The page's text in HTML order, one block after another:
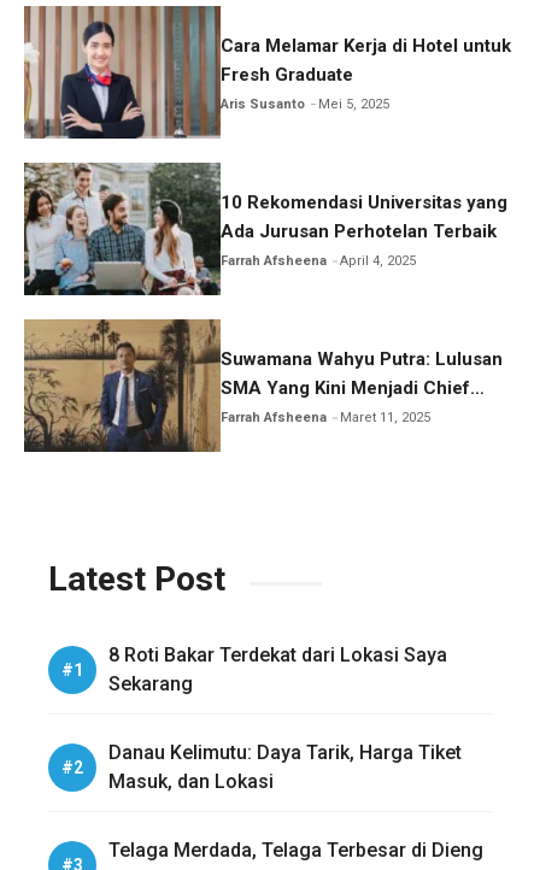
Cara Melamar Kerja di Hotel untuk
Fresh Graduate
Aris Susanto Mei 5, 2025
10 Rekomendasi Universitas yang
Ada Jurusan Perhotelan Terbaik
Farrah Afsheena April 4, 2025
Suwamana Wahyu Putra: Lulusan
SMA Yang Kini Menjadi Chief
Operating Officer
Farrah Afsheena Maret 11, 2025
Latest Post
8 Roti Bakar Terdekat dari Lokasi Saya
Sekarang
Danau Kelimutu: Daya Tarik, Harga Tiket
Masuk, dan Lokasi
Telaga Merdada, Telaga Terbesar di Dieng